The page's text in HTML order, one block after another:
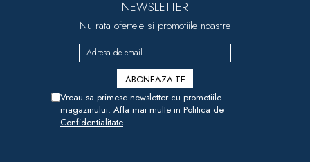
NEWSLETTER
Nu rata ofertele si promotiile noastre
Vreau sa primesc newsletter cu promotiile
magazinului. Afla mai multe in Politica de
Confidentialitate